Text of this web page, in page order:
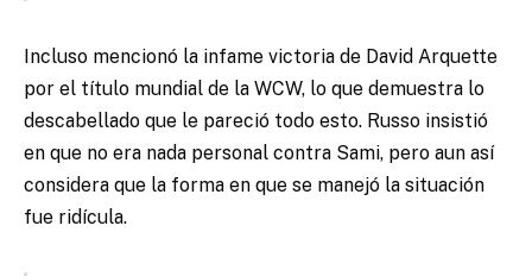
Incluso mencionó la infame victoria de David Arquette
por el título mundial de la WCW, lo que demuestra lo
descabellado que le pareció todo esto. Russo insistió
en que no era nada personal contra Sami, pero aun así
considera que la forma en que se manejó la situación
fue ridícula.